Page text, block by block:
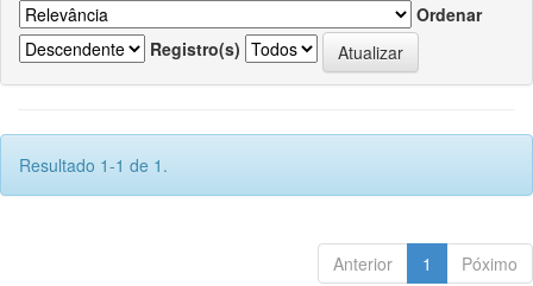
Ordenar
Registro(s)
Resultado 1-1 de 1.
Anterior 1 Póximo